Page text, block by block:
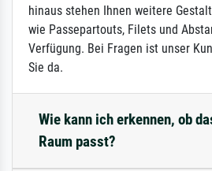
hinaus stehen Ihnen weitere
wie Passepartouts, Filets und
Verfügung. Bei Fragen ist unser
Sie da.
Wie kann ich erkennen, ob
Raum passt?